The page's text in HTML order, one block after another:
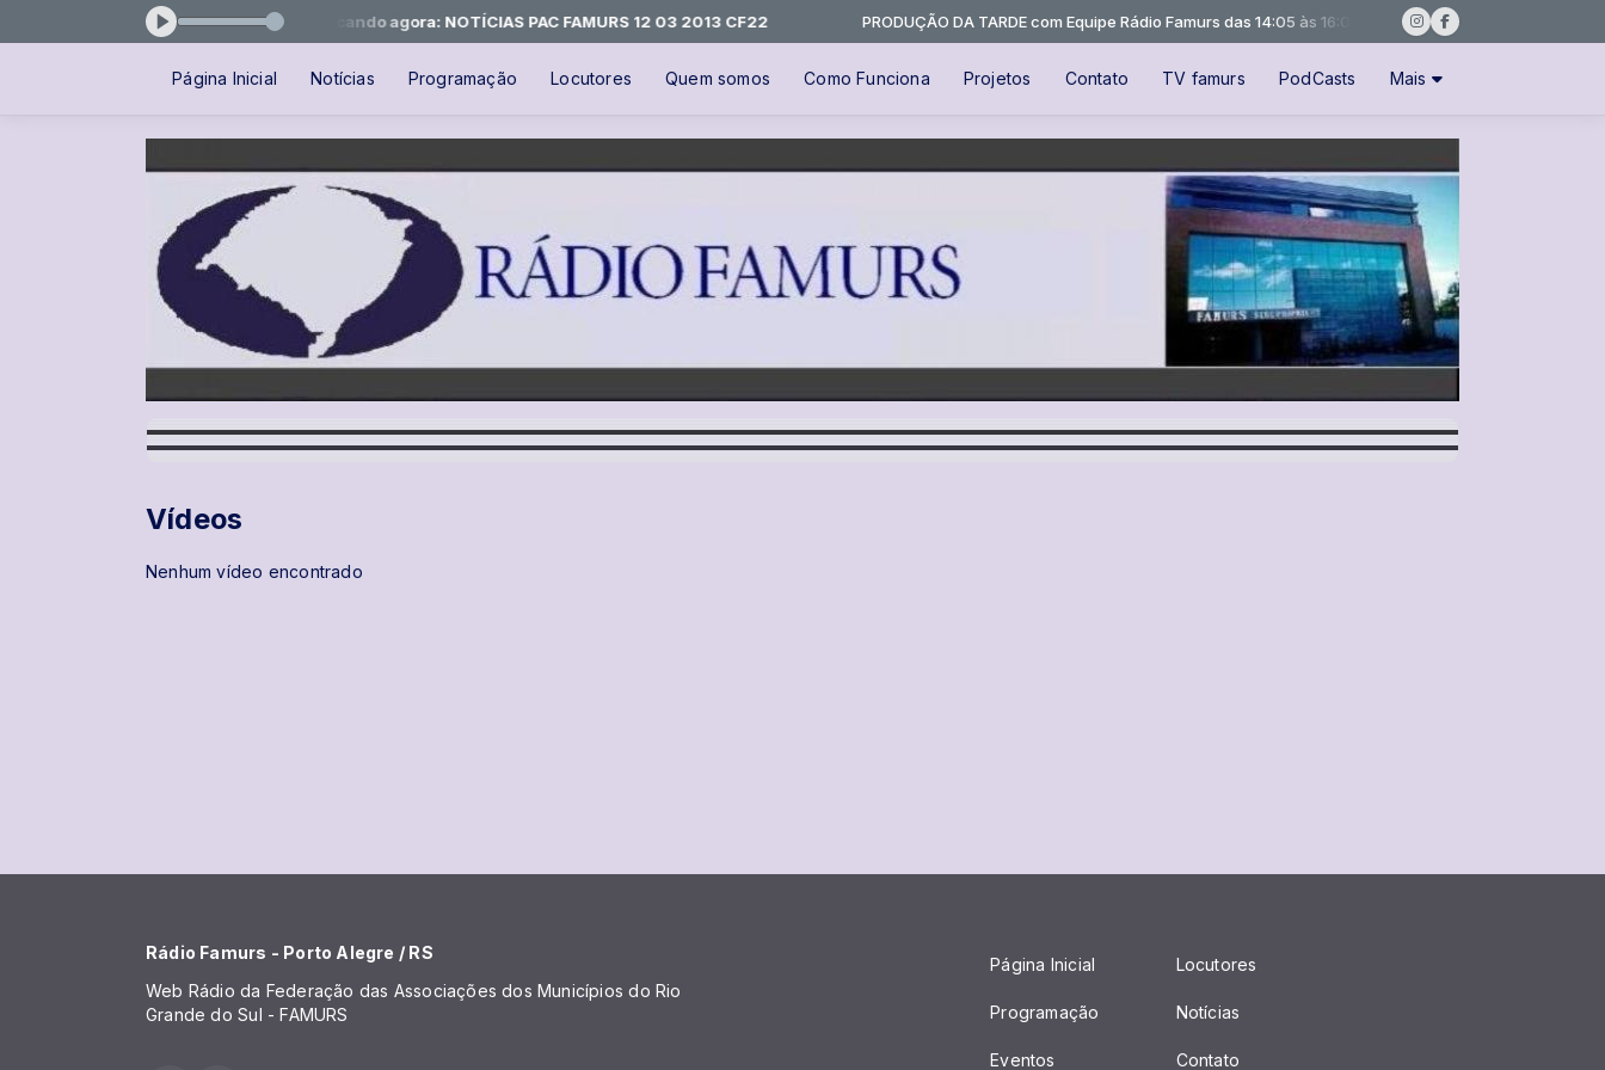
Rádio Famurs das 14:05 às 16:05 - Tocando agora: NOTÍCIAS PAC FAMURS 12 03 2013 CF22 PRODUÇÃO DA TARDE com Equipe Rádio Famurs das 14:05 às 16:05 - Tocando agora: NOTÍCIAS PAC
Página Inicial Notícias Programação Locutores Quem somos Como Funciona Projetos Contato TV famurs PodCasts Mais
Vídeos
Nenhum vídeo encontrado
Rádio Famurs - Porto Alegre / RS
Web Rádio da Federação das Associações dos Municípios do Rio
Grande do Sul - FAMURS
Página Inicial
Programação
Eventos
Locutores
Notícias
Contato